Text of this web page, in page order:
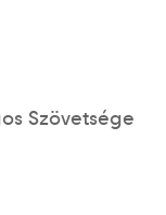
Szövetsége